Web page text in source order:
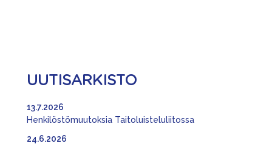
UUTISARKISTO
Henkilöstömuutoksia Taitoluisteluliitossa
13.7.2026
24.6.2026